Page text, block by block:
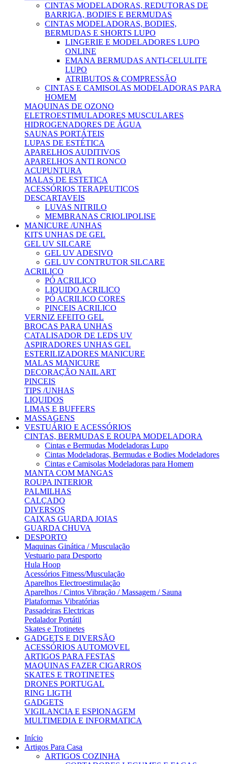
CINTAS MODELADORAS, REDUTORAS DE
BARRIGA, BODIES E BERMUDAS
CINTAS MODELADORAS, BODIES,
BERMUDAS E SHORTS LUPO
LINGERIE E MODELADORES LUPO
ONLINE
EMANA BERMUDAS ANTI-CELULITE
LUPO
ATRIBUTOS & COMPRESSÃO
CINTAS E CAMISOLAS MODELADORAS PARA
HOMEM
MAQUINAS DE OZONO
ELETROESTIMULADORES MUSCULARES
HIDROGENADORES DE ÁGUA
SAUNAS PORTÁTEIS
LUPAS DE ESTÉTICA
APARELHOS AUDITIVOS
APARELHOS ANTI RONCO
ACUPUNTURA
MALAS DE ESTETICA
ACESSÓRIOS TERAPEUTICOS
DESCARTAVEIS
LUVAS NITRILO
MEMBRANAS CRIOLIPOLISE
MANICURE /UNHAS
KITS UNHAS DE GEL
GEL UV SILCARE
GEL UV ADESIVO
GEL UV CONTRUTOR SILCARE
ACRILICO
PÓ ACRILICO
LIQUIDO ACRILICO
PÓ ACRILICO CORES
PINCEIS ACRILICO
VERNIZ EFEITO GEL
BROCAS PARA UNHAS
CATALISADOR DE LEDS UV
ASPIRADORES UNHAS GEL
ESTERILIZADORES MANICURE
MALAS MANICURE
DECORAÇÃO NAIL ART
PINCEIS
TIPS /UNHAS
LIQUIDOS
LIMAS E BUFFERS
MASSAGENS
VESTUÁRIO E ACESSÓRIOS
CINTAS, BERMUDAS E ROUPA MODELADORA
Cintas e Bermudas Modeladoras Lupo
Cintas Modeladoras, Bermudas e Bodies Modeladores
Cintas e Camisolas Modeladoras para Homem
MANTA COM MANGAS
ROUPA INTERIOR
PALMILHAS
CALÇADO
DIVERSOS
CAIXAS GUARDA JOIAS
GUARDA CHUVA
DESPORTO
Maquinas Ginática / Musculação
Vestuario para Desporto
Hula Hoop
Acessórios Fitness/Musculação
Aparelhos Electroestimulação
Aparelhos / Cintos Vibração / Massagem / Sauna
Plataformas Vibratórias
Passadeiras Electricas
Pedalador Portátil
Skates e Trotinetes
GADGETS E DIVERSÃO
ACESSÓRIOS AUTOMOVEL
ARTIGOS PARA FESTAS
MAQUINAS FAZER CIGARROS
SKATES E TROTINETES
DRONES PORTUGAL
RING LIGTH
GADGETS
VIGILANCIA E ESPIONAGEM
MULTIMEDIA E INFORMATICA
Início
Artigos Para Casa
ARTIGOS COZINHA